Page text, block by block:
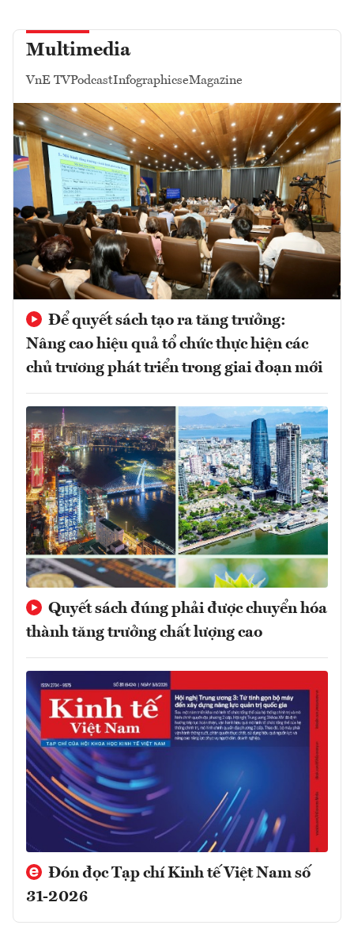
Multimedia
VnE TVPodcastInfographicseMagazine
Để quyết sách tạo ra tăng trưởng:
Nâng cao hiệu quả tổ chức thực hiện các
chủ trương phát triển trong giai đoạn mới
Quyết sách đúng phải được chuyển hóa
thành tăng trưởng chất lượng cao
Đón đọc Tạp chí Kinh tế Việt Nam số
31-2026